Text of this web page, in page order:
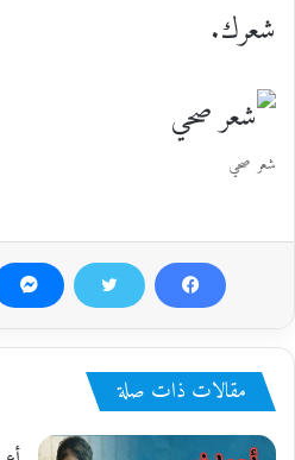
شعرك.
شعر صحي
مقالات ذات صلة